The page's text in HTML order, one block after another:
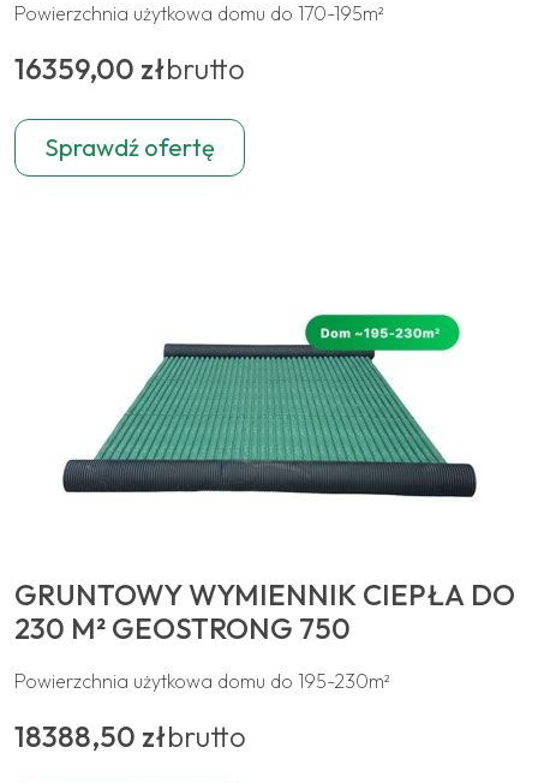
Powierzchnia użytkowa domu do 170-195m²
16359,00 złbrutto
Sprawdź ofertę
GRUNTOWY WYMIENNIK CIEPŁA DO
230 M² GEOSTRONG 750
Powierzchnia użytkowa domu do 195-230m²
18388,50 złbrutto